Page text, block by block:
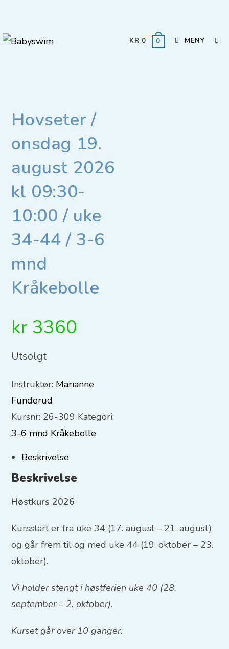
KR 0 0 MENY
Hovseter /
onsdag 19.
august 2026
kl 09:30-
10:00 / uke
34-44 / 3-6
mnd
Kråkebolle
kr 3360
Utsolgt
Instruktør: Marianne
Funderud
Kursnr: 26-309 Kategori:
3-6 mnd Kråkebolle
Beskrivelse
Beskrivelse
Høstkurs 2026
Kursstart er fra uke 34 (17. august – 21. august)
og går frem til og med uke 44 (19. oktober – 23.
oktober).
Vi holder stengt i høstferien uke 40 (28.
september – 2. oktober).
Kurset går over 10 ganger.